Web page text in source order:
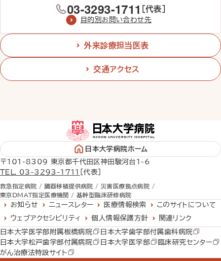
03-3293-1711 ［代表］
目的別お問い合わせ先
外来診療担当医表
交通アクセス
日本大学病院ホーム
〒101-8309 東京都千代田区神田駿河台1-6
TEL. 03-3293-1711
［代表］
救急指定病院 / 臓器移植提供病院 / 災害医療拠点病院 /
東京DMAT指定医療機関 / 基幹型臨床研修病院
お知らせ ニュースレター 医療情報検索
このサイトについて
ウェブアクセシビリティ
個人情報保護方針
関連リンク
日本大学医学部附属板橋病院
日本大学歯学部付属歯科病院
日本大学松戸歯学部付属病院
日本大学医学部
臨床研究センター
がん治療法特設サイト